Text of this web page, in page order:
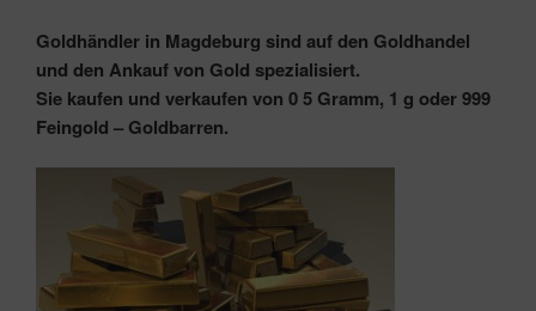
Goldhändler in Magdeburg sind auf den Goldhandel
und den Ankauf von Gold spezialisiert.
Sie kaufen und verkaufen von 0 5 Gramm, 1 g oder 999
Feingold – Goldbarren.